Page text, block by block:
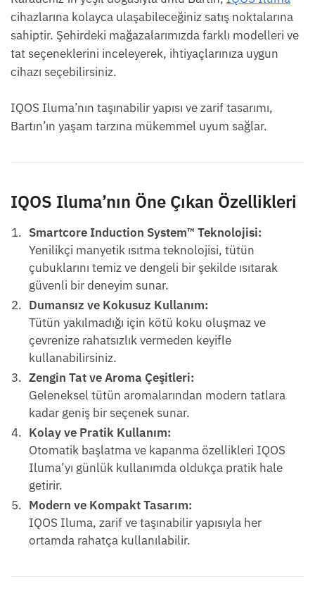
cihazlarına kolayca ulaşabileceğiniz satış noktalarına
sahiptir. Şehirdeki mağazalarımızda farklı modelleri ve
tat seçeneklerini inceleyerek, ihtiyaçlarınıza uygun
cihazı seçebilirsiniz.
IQOS Iluma’nın taşınabilir yapısı ve zarif tasarımı,
Bartın’ın yaşam tarzına mükemmel uyum sağlar.
IQOS Iluma’nın Öne Çıkan Özellikleri
Smartcore Induction System™ Teknolojisi:
Yenilikçi manyetik ısıtma teknolojisi, tütün
çubuklarını temiz ve dengeli bir şekilde ısıtarak
güvenli bir deneyim sunar.
Dumansız ve Kokusuz Kullanım:
Tütün yakılmadığı için kötü koku oluşmaz ve
çevrenize rahatsızlık vermeden keyifle
kullanabilirsiniz.
Zengin Tat ve Aroma Çeşitleri:
Geleneksel tütün aromalarından modern tatlara
kadar geniş bir seçenek sunar.
Kolay ve Pratik Kullanım:
Otomatik başlatma ve kapanma özellikleri IQOS
Iluma’yı günlük kullanımda oldukça pratik hale
getirir.
Modern ve Kompakt Tasarım:
IQOS Iluma, zarif ve taşınabilir yapısıyla her
ortamda rahatça kullanılabilir.